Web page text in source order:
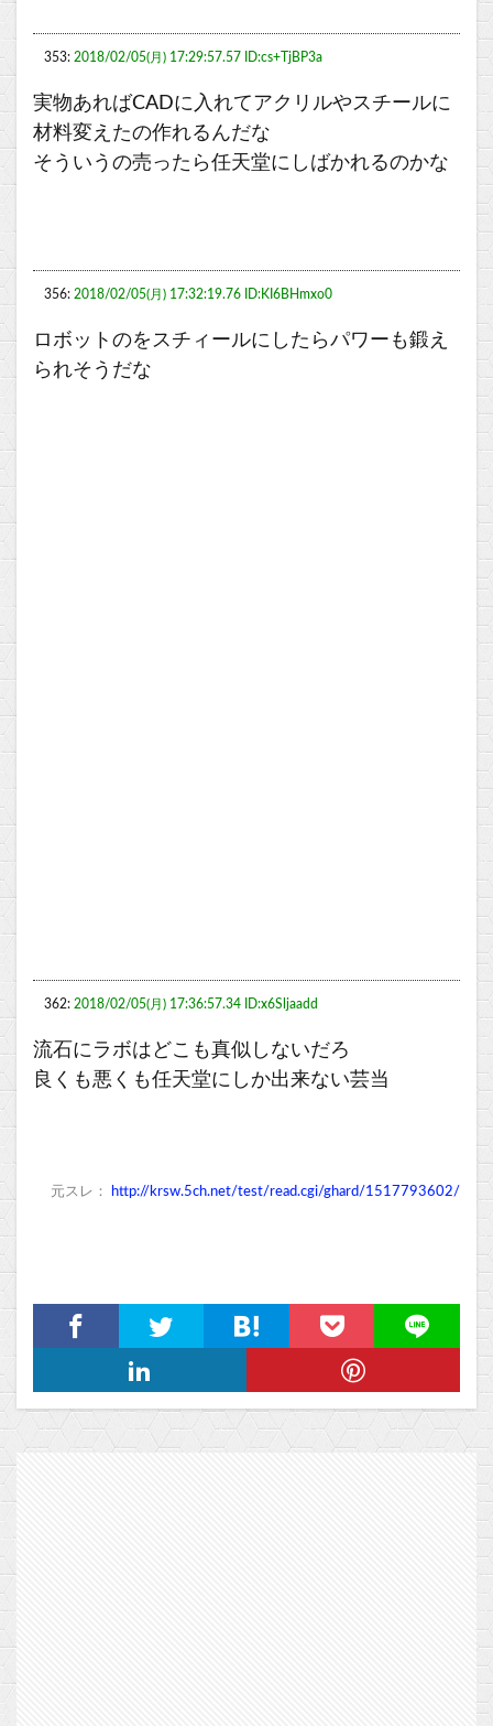
353: 2018/02/05(月) 17:29:57.57 ID:cs+TjBP3a
実物あればCADに入れてアクリルやスチールに
材料変えたの作れるんだな
そういうの売ったら任天堂にしばかれるのかな
356: 2018/02/05(月) 17:32:19.76 ID:KI6BHmxo0
ロボットのをスチィールにしたらパワーも鍛え
られそうだな
362: 2018/02/05(月) 17:36:57.34 ID:x6Sljaadd
流石にラボはどこも真似しないだろ
良くも悪くも任天堂にしか出来ない芸当
元スレ： http://krsw.5ch.net/test/read.cgi/ghard/1517793602/